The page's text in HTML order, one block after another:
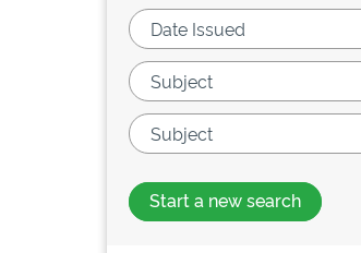
Start a new search